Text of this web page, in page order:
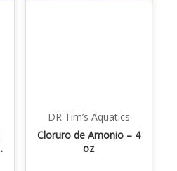
DR Tim’s Aquatics
Cloruro de Amonio – 4
oz